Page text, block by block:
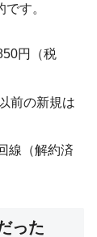
す。
円（税
前の新規は
線（解約済
った